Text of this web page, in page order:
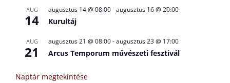
AUG
14
augusztus 14 @ 08:00-augusztus 16 @ 20:00
Kurultáj
AUG
21
augusztus 21 @ 08:00-augusztus 23 @ 17:00
Arcus Temporum művészeti fesztivál
Naptár megtekintése